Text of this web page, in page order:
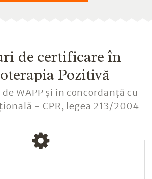
de certificare în
Pozitivă
WAPP și în concordanță cu
- CPR, legea 213/2004